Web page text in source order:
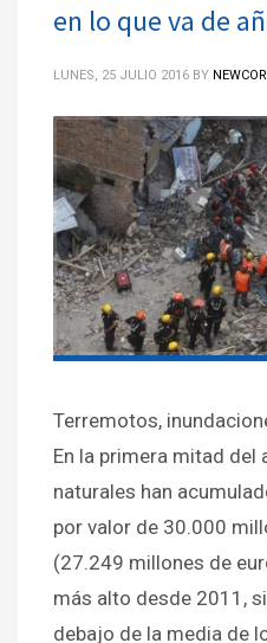
en lo que va de
LUNES, 25 JULIO 2016 BY
Terremotos,
En la primera mitad del
naturales han
por valor de 30.000
(27.249 millones de
más alto desde 2011,
debajo de la media de